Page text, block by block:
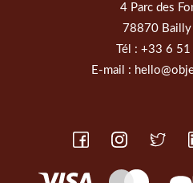
4 Parc des
78870 Bailly
Tél : +33 6
E-mail :